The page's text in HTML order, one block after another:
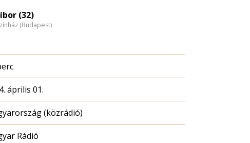
(32)
(Budapest)
április 01.
(közrádió)
Rádió